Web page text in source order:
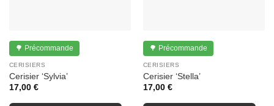
🌳 Précommande
CERISIERS
Cerisier ‘Sylvia’
17,00 €
🌳 Précommande
CERISIERS
Cerisier ‘Stella’
17,00 €